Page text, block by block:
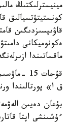
مينيسترلىكتىڭ
كونستيتۋتسيالىق
قاۋىپسىزدىگىن
ەكونوميكانى
ماقساتىندا
قۇجات
ق ا» پورتالىندا
بۇعان دەيىن
ءۇشىنشى اپتا